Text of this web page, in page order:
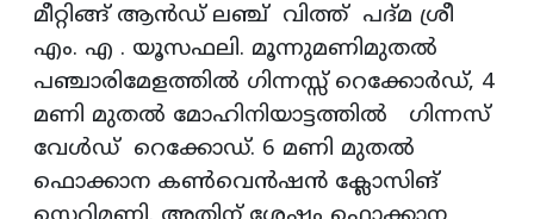
മീറ്റിങ്ങ് ആന്‍ഡ് ലഞ്ച് വിത്ത് പദ്മ ശ്രീ
എം. എ . യൂസഫലി. മൂന്നുമണിമുതല്‍
പഞ്ചാരിമേളത്തില്‍ ഗിന്നസ്സ് റെക്കോര്‍ഡ്, 4
മണി മുതല്‍ മോഹിനിയാട്ടത്തില്‍ ഗിന്നസ്
വേള്‍ഡ് റെക്കോഡ്. 6 മണി മുതല്‍
ഫൊക്കാന കണ്‍വെന്‍ഷന്‍ ക്ലോസിങ്